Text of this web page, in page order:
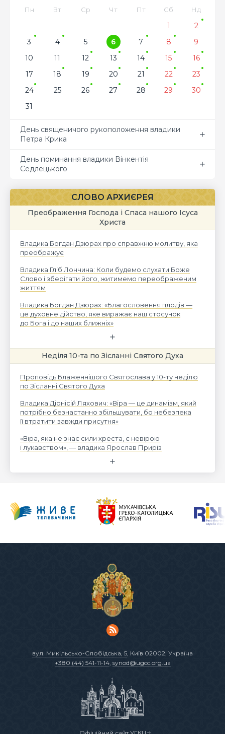
Пн Вт Ср Чт Пт Сб Нд
1
2
3
4 5 6 7 8
9
10
11 12 13 14 15
16
17
18 19 20 21 22
23
24
25 26 27 28 29
30
31
День священичого рукоположення владики
Петра Крика
День поминання владики Вінкентія
Седлецького
СЛОВО АРХИЄРЕЯ
Преображення Господа і Спаса нашого Ісуса
Христа
Владика Богдан Дзюрах про справжню молитву, яка
преображує
Владика Гліб Лончина: Коли будемо слухати Боже
Слово і зберігати його, житимемо переображеним
життям
Владика Богдан Дзюрах: «Благословення плодів —
це духовне дійство, яке виражає наш стосунок
до Бога і до наших ближніх»
Неділя 10-та по Зісланні Святого Духа
Проповідь Блаженнішого Святослава у 10-ту неділю
по Зісланні Святого Духа
Владика Діонісій Ляхович: «Віра — це динамізм, який
потрібно безнастанно збільшувати, бо небезпека
її втратити завжди присутня»
«Віра, яка не знає сили хреста, є невірою
і лукавством», — владика Ярослав Приріз
вул. Микільсько-Слобідська, 5 , Київ 02002, Україна
+380 (44) 541-11-14, synod@ugcc.org.ua